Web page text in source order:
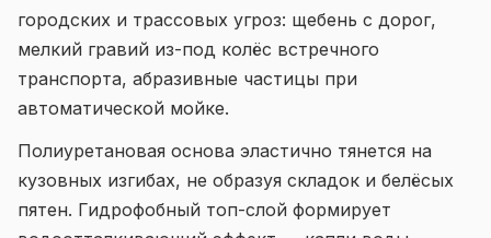
городских и трассовых угроз: щебень с дорог,
мелкий гравий из-под колёс встречного
транспорта, абразивные частицы при
автоматической мойке.
Полиуретановая основа эластично тянется на
кузовных изгибах, не образуя складок и белёсых
пятен. Гидрофобный топ-слой формирует